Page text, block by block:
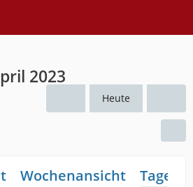
2023
Heute
Wochenansicht